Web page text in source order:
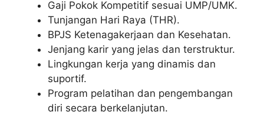
Gaji Pokok Kompetitif sesuai UMP/UMK.
Tunjangan Hari Raya (THR).
BPJS Ketenagakerjaan dan Kesehatan.
Jenjang karir yang jelas dan terstruktur.
Lingkungan kerja yang dinamis dan
suportif.
Program pelatihan dan pengembangan
diri secara berkelanjutan.